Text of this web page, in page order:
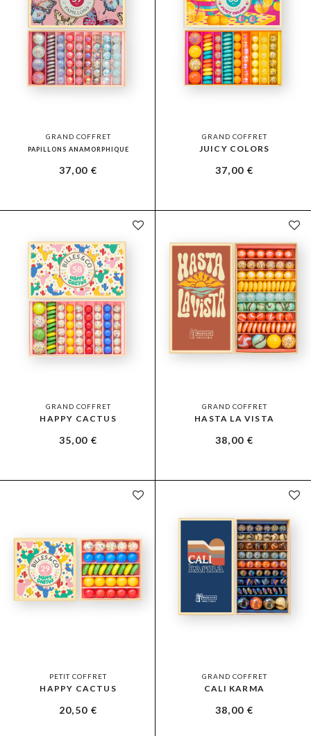
GRAND COFFRET
PAPILLONS ANAMORPHIQUE
37,00€
GRAND COFFRET
JUICY COLORS
37,00€
GRAND COFFRET
HAPPY CACTUS
35,00€
GRAND COFFRET
HASTA LA VISTA
38,00€
PETIT COFFRET
HAPPY CACTUS
20,50€
GRAND COFFRET
CALI KARMA
38,00€